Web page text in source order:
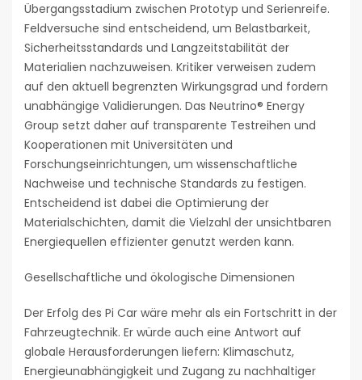
Übergangsstadium zwischen Prototyp und Serienreife.
Feldversuche sind entscheidend, um Belastbarkeit,
Sicherheitsstandards und Langzeitstabilität der
Materialien nachzuweisen. Kritiker verweisen zudem
auf den aktuell begrenzten Wirkungsgrad und fordern
unabhängige Validierungen. Das Neutrino® Energy
Group setzt daher auf transparente Testreihen und
Kooperationen mit Universitäten und
Forschungseinrichtungen, um wissenschaftliche
Nachweise und technische Standards zu festigen.
Entscheidend ist dabei die Optimierung der
Materialschichten, damit die Vielzahl der unsichtbaren
Energiequellen effizienter genutzt werden kann.
Gesellschaftliche und ökologische Dimensionen
Der Erfolg des Pi Car wäre mehr als ein Fortschritt in der
Fahrzeugtechnik. Er würde auch eine Antwort auf
globale Herausforderungen liefern: Klimaschutz,
Energieunabhängigkeit und Zugang zu nachhaltiger